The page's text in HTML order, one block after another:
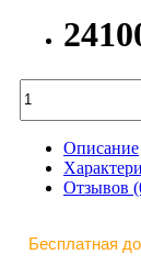
Описание
Отзывов
Бесплатная